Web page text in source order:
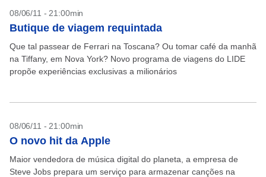
08/06/11 - 21:00min
Butique de viagem requintada
Que tal passear de Ferrari na Toscana? Ou tomar café da manhã
na Tiffany, em Nova York? Novo programa de viagens do LIDE
propõe experiências exclusivas a milionários
08/06/11 - 21:00min
O novo hit da Apple
Maior vendedora de música digital do planeta, a empresa de
Steve Jobs prepara um serviço para armazenar canções na